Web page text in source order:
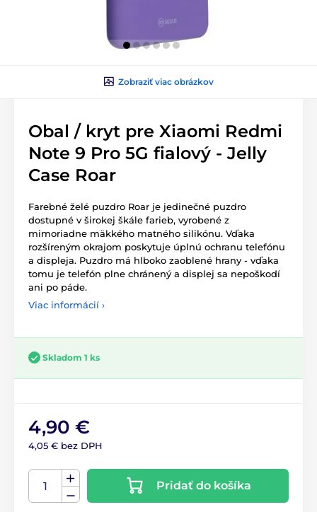
Zobraziť viac obrázkov
Obal / kryt pre Xiaomi Redmi
Note 9 Pro 5G fialový - Jelly
Case Roar
Farebné želé puzdro Roar je jedinečné puzdro
dostupné v širokej škále farieb, vyrobené z
mimoriadne mäkkého matného silikónu. Vďaka
rozšíreným okrajom poskytuje úplnú ochranu telefónu
a displeja. Puzdro má hlboko zaoblené hrany - vďaka
tomu je telefón plne chránený a displej sa nepoškodí
ani po páde.
Viac informácií ›
Skladom 1 ks
4,90 €
4,05 € bez DPH
Pridať do košíka